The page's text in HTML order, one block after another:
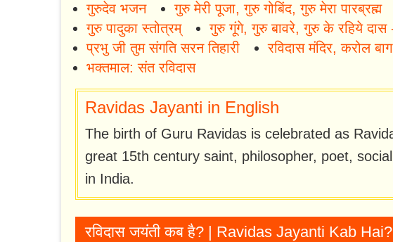
गुरुदेव भजन गुरु मेरी पूजा, गुरु गोबिंद, गुरु मेरा पारब्रह्म
गुरु पादुका स्तोत्रम्
गुरु गूंगे, गुरु बावरे, गुरु के रहिये दास
प्रभु जी तुम संगति सरन तिहारी
रविदास मंदिर, करोल बाग
भक्तमाल: संत रविदास
Ravidas Jayanti in English
The birth of Guru Ravidas is celebrated as
great 15th century saint, philosopher, poet,
in India.
रविदास जयंती कब है? | Ravidas Jayanti Kab Hai?